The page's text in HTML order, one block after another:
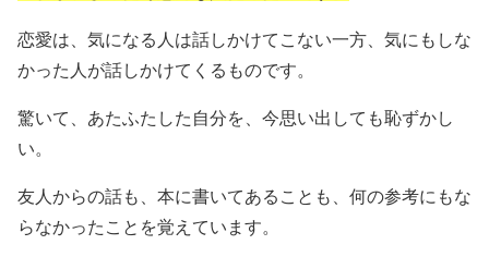
恋愛は、気になる人は話しかけてこない一方、気にもしな
かった人が話しかけてくるものです。
驚いて、あたふたした自分を、今思い出しても恥ずかし
い。
友人からの話も、本に書いてあることも、何の参考にもな
らなかったことを覚えています。